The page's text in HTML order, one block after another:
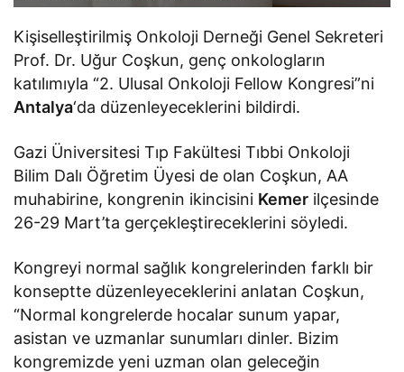
Kişiselleştirilmiş Onkoloji Derneği Genel Sekreteri
Prof. Dr. Uğur Coşkun, genç onkologların
katılımıyla “2. Ulusal Onkoloji Fellow Kongresi”ni
Antalya‘da düzenleyeceklerini bildirdi.
Gazi Üniversitesi Tıp Fakültesi Tıbbi Onkoloji
Bilim Dalı Öğretim Üyesi de olan Coşkun, AA
muhabirine, kongrenin ikincisini Kemer ilçesinde
26-29 Mart’ta gerçekleştireceklerini söyledi.
Kongreyi normal sağlık kongrelerinden farklı bir
konseptte düzenleyeceklerini anlatan Coşkun,
“Normal kongrelerde hocalar sunum yapar,
asistan ve uzmanlar sunumları dinler. Bizim
kongremizde yeni uzman olan geleceğin